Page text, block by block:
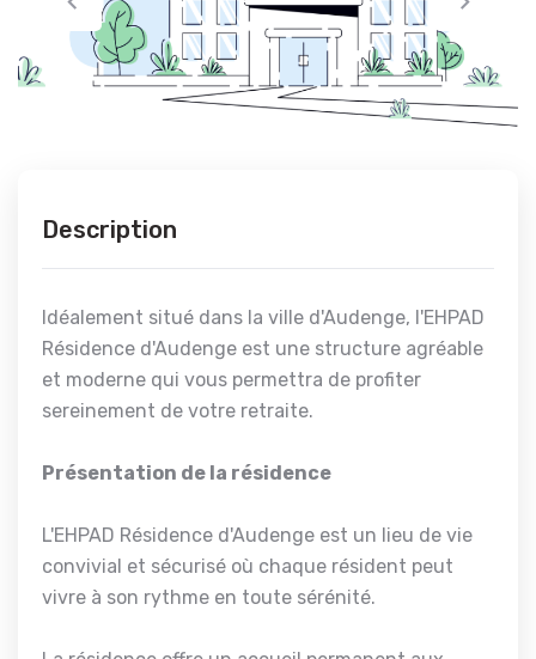
Description
Idéalement situé dans la ville d'Audenge, l'EHPAD
Résidence d'Audenge est une structure agréable
et moderne qui vous permettra de profiter
sereinement de votre retraite.
Présentation de la résidence
L'EHPAD Résidence d'Audenge est un lieu de vie
convivial et sécurisé où chaque résident peut
vivre à son rythme en toute sérénité.